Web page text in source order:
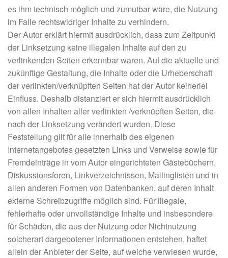
es ihm technisch möglich und zumutbar wäre, die Nutzung
im Falle rechtswidriger Inhalte zu verhindern.
Der Autor erklärt hiermit ausdrücklich, dass zum Zeitpunkt
der Linksetzung keine illegalen Inhalte auf den zu
verlinkenden Seiten erkennbar waren. Auf die aktuelle und
zukünftige Gestaltung, die Inhalte oder die Urheberschaft
der verlinkten/verknüpften Seiten hat der Autor keinerlei
Einfluss. Deshalb distanziert er sich hiermit ausdrücklich
von allen Inhalten aller verlinkten /verknüpften Seiten, die
nach der Linksetzung verändert wurden. Diese
Feststellung gilt für alle innerhalb des eigenen
Internetangebotes gesetzten Links und Verweise sowie für
Fremdeinträge in vom Autor eingerichteten Gästebüchern,
Diskussionsforen, Linkverzeichnissen, Mailinglisten und in
allen anderen Formen von Datenbanken, auf deren Inhalt
externe Schreibzugriffe möglich sind. Für illegale,
fehlerhafte oder unvollständige Inhalte und insbesondere
für Schäden, die aus der Nutzung oder Nichtnutzung
solcherart dargebotener Informationen entstehen, haftet
allein der Anbieter der Seite, auf welche verwiesen wurde,